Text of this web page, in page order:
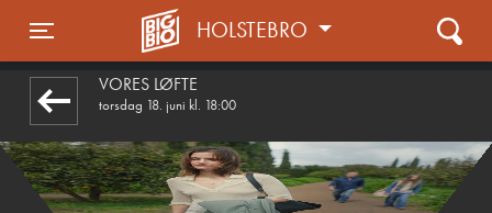
Toggle navigation
HOLSTEBRO
VORES LØFTE
torsdag 18. juni kl. 18:00
front05-temp 032148